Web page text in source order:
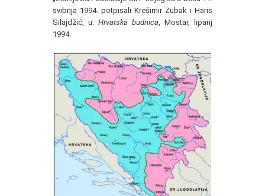
svibnja 1994. potpisali Krešimir Zubak i Haris
Silajdžić, u: Hrvatska budnica, Mostar, lipanj
1994.